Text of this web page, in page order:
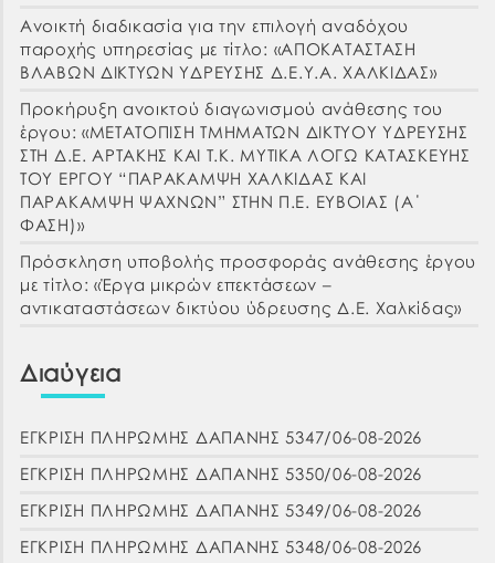
Ανοικτή διαδικασία για την επιλογή αναδόχου
παροχής υπηρεσίας με τίτλο: «ΑΠΟΚΑΤΑΣΤΑΣΗ
ΒΛΑΒΩΝ ΔΙΚΤΥΩΝ ΥΔΡΕΥΣΗΣ Δ.Ε.Υ.Α. ΧΑΛΚΙΔΑΣ»
Προκήρυξη ανοικτού διαγωνισμού ανάθεσης του
έργου: «ΜΕΤΑΤΟΠΙΣΗ ΤΜΗΜΑΤΩΝ ΔΙΚΤΥΟΥ ΥΔΡΕΥΣΗΣ
ΣΤΗ Δ.Ε. ΑΡΤΑΚΗΣ ΚΑΙ Τ.Κ. ΜΥΤΙΚΑ ΛΟΓΩ ΚΑΤΑΣΚΕΥΗΣ
ΤΟΥ ΕΡΓΟΥ “ΠΑΡΑΚΑΜΨΗ ΧΑΛΚΙΔΑΣ ΚΑΙ
ΠΑΡΑΚΑΜΨΗ ΨΑΧΝΩΝ” ΣΤΗΝ Π.Ε. ΕΥΒΟΙΑΣ (Α΄
ΦΑΣΗ)»
Πρόσκληση υποβολής προσφοράς ανάθεσης έργου
με τίτλο: «Έργα μικρών επεκτάσεων –
αντικαταστάσεων δικτύου ύδρευσης Δ.Ε. Χαλκίδας»
Διαύγεια
ΕΓΚΡΙΣΗ ΠΛΗΡΩΜΗΣ ΔΑΠΑΝΗΣ 5347/06-08-2026
ΕΓΚΡΙΣΗ ΠΛΗΡΩΜΗΣ ΔΑΠΑΝΗΣ 5350/06-08-2026
ΕΓΚΡΙΣΗ ΠΛΗΡΩΜΗΣ ΔΑΠΑΝΗΣ 5349/06-08-2026
ΕΓΚΡΙΣΗ ΠΛΗΡΩΜΗΣ ΔΑΠΑΝΗΣ 5348/06-08-2026